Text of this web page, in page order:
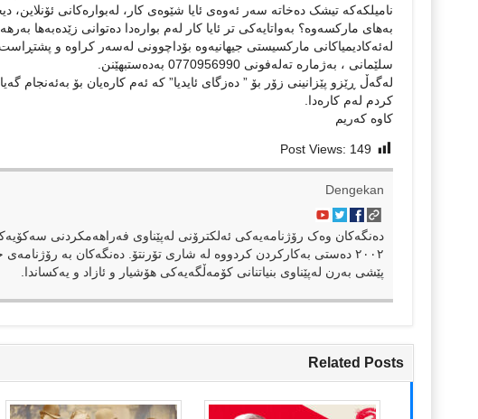
نامیلکەکە تیشک دەخاتە سەر ئەوەی ئایا شێوەی کار، لەبوارەکانی ئۆنلاین،
بەهای مارکسەوە؟ بەواتایەکی تر ئایا کار لەم بوارەدا دەتوانی زێدەبەها
لەئەکادیمیاکانی مارکسیستی جیهانیەوە بۆداچوونی لەسەر کراوە و پشتڕاست
سلێمانی ، بەژمارە تەلەفونی 0770956990 بەدەستبهێنن.
لەگەڵ ڕێزو پێزانینی زۆر بۆ ” دەزگای ئایدیا” کە ئەم کارەیان بۆ
کردم لەم کارەدا.
کاوە کەریم
Post Views: 149
Dengekan
٢٠٠٢ دەستی بەکارکردن کردووە لە شاری تۆرنتۆ. دەنگەکان بە رۆژنامەی
پێشی بەرن لەپێناوی بنیاتنانی کۆمەڵگەیەکی هۆشیار و ئازاد و یەکساندا.
Related Posts